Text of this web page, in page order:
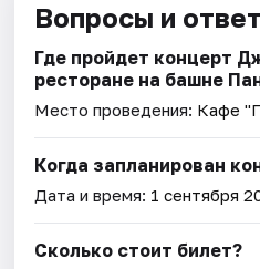
Вопросы и
Где пройдет концерт
ресторане на башне
Место проведения: Кафе
Когда запланирован
Дата и время: 1 сентября
Сколько стоит билет?